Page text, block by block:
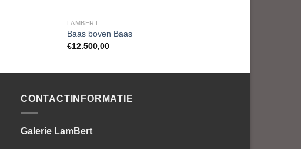
LAMBERT
Baas boven Baas
€12.500,00
CONTACTINFORMATIE
Galerie LamBert